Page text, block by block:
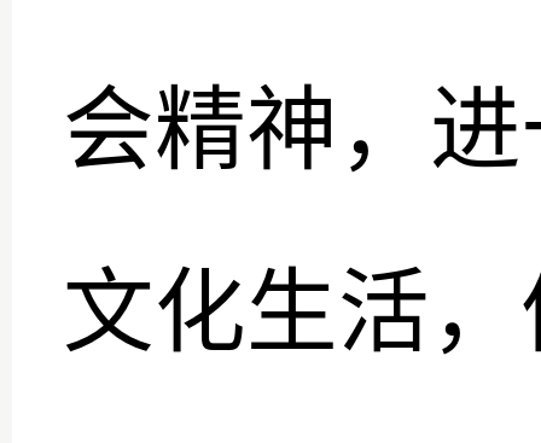
会精神，
文化生活